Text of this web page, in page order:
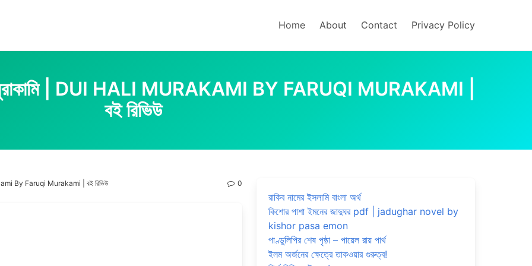
Home About Contact Privacy Policy
মুরাকামি | DUI HALI MURAKAMI BY FARUQI MURAKAMI |
বই রিভিউ
By Faruqi Murakami | বই রিভিউ 0
রাকিব নামের ইসলামি বাংলা অর্থ
কিশোর পাশা ইমনের জাদুঘর pdf | jadughar novel by
kishor pasa emon
পাণ্ডুলিপির শেষ পৃষ্ঠা – পায়েল রায় পার্থ
ইলম অর্জনের ক্ষেত্রে তাকওয়ার গুরুত্ব!